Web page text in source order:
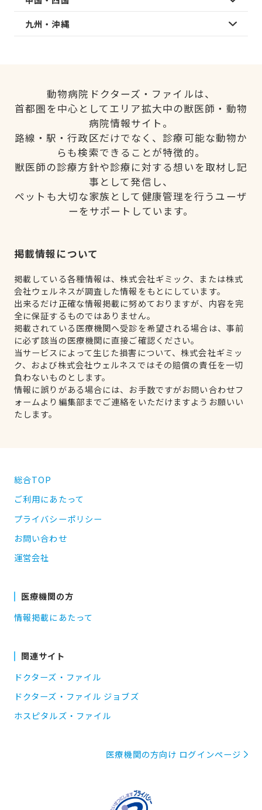
九州・沖縄
動物病院ドクターズ・ファイルは、
首都圏を中心としてエリア拡大中の獣医師・動物
病院情報サイト。
路線・駅・行政区だけでなく、診療可能な動物か
らも検索できることが特徴的。
獣医師の診療方針や診療に対する想いを取材し記
事として発信し、
ペットも大切な家族として健康管理を行うユーザ
ーをサポートしています。
掲載情報について
掲載している各種情報は、株式会社ギミック、または株式
会社ウェルネスが調査した情報をもとにしています。
出来るだけ正確な情報掲載に努めておりますが、内容を完
全に保証するものではありません。
掲載されている医療機関へ受診を希望される場合は、事前
に必ず該当の医療機関に直接ご確認ください。
当サービスによって生じた損害について、株式会社ギミッ
ク、および株式会社ウェルネスではその賠償の責任を一切
負わないものとします。
情報に誤りがある場合には、お手数ですがお問い合わせフ
ォームより編集部までご連絡をいただけますようお願いい
たします。
総合TOP
ご利用にあたって
プライバシーポリシー
お問い合わせ
運営会社
医療機関の方
情報掲載にあたって
関連サイト
ドクターズ・ファイル
ドクターズ・ファイル ジョブズ
ホスピタルズ・ファイル
医療機関の方向け ログインページ